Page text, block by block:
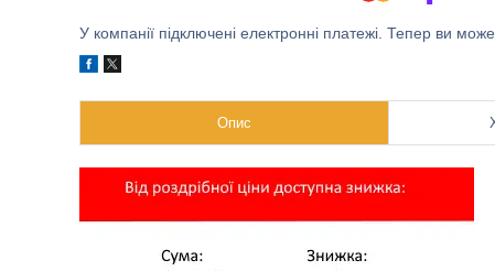
У компанії підключені електронні платежі. Тепер ви
Опис